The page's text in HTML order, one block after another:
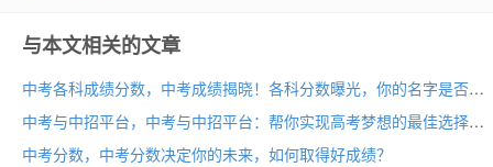
与本文相关的文章
中考各科成绩分数，中考成绩揭晓！各科分数曝光，你的名字是否在榜单之上？
中考与中招平台，中考与中招平台：帮你实现高考梦想的最佳选择！
中考分数，中考分数决定你的未来，如何取得好成绩？